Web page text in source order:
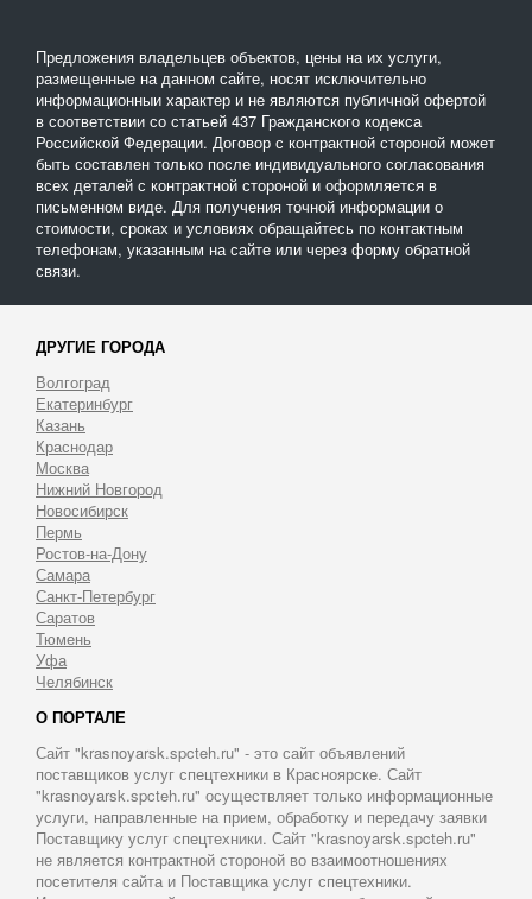
Предложения владельцев объектов, цены на их услуги,
размещенные на данном сайте, носят исключительно
информационныи характер и не являются публичной офертой
в соответствии со статьей 437 Гражданского кодекса
Российской Федерации. Договор с контрактной стороной может
быть составлен только после индивидуального согласования
всех деталей с контрактной стороной и оформляется в
письменном виде. Для получения точной информации о
стоимости, сроках и условиях обращайтесь по контактным
телефонам, указанным на сайте или через форму обратной
связи.
ДРУГИЕ ГОРОДА
Волгоград
Екатеринбург
Казань
Краснодар
Москва
Нижний Новгород
Новосибирск
Пермь
Ростов-на-Дону
Самара
Санкт-Петербург
Саратов
Тюмень
Уфа
Челябинск
О ПОРТАЛЕ
Сайт "krasnoyarsk.spcteh.ru" - это сайт объявлений
поставщиков услуг спецтехники в Красноярске. Сайт
"krasnoyarsk.spcteh.ru" осуществляет только информационные
услуги, направленные на прием, обработку и передачу заявки
Поставщику услуг спецтехники. Сайт "krasnoyarsk.spcteh.ru"
не является контрактной стороной во взаимоотношениях
посетителя сайта и Поставщика услуг спецтехники.